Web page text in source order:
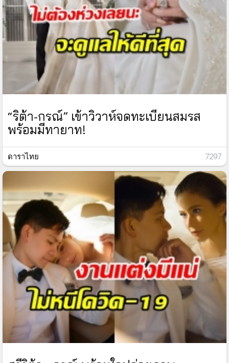
“ริต้า-กรณ์” เข้าวิวาห์จดทะเบียนสมรส
พร้อมมีทายาท!
ดาราไทย : 7297